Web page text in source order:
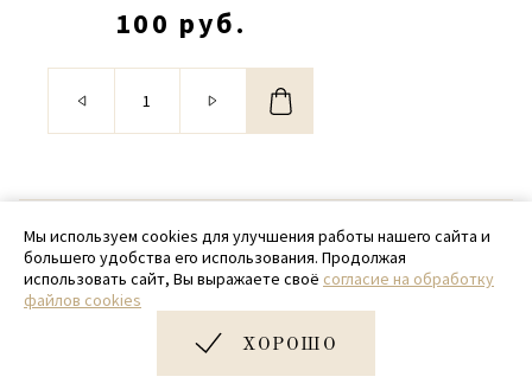
100 руб.
© 2020 - 2026 SamPack
+ 7 (918) 699-97-87
zakaz@sampack.store
Дизайн и разработка сайта
Мы используем cookies для улучшения работы нашего сайта и
большего удобства его использования. Продолжая
использовать сайт, Вы выражаете своё согласие на обработку
файлов cookies
ХОРОШО